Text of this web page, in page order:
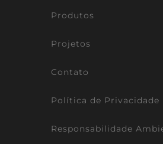
Produtos
Projetos
Contato
Política de Privacidade
Responsabilidade